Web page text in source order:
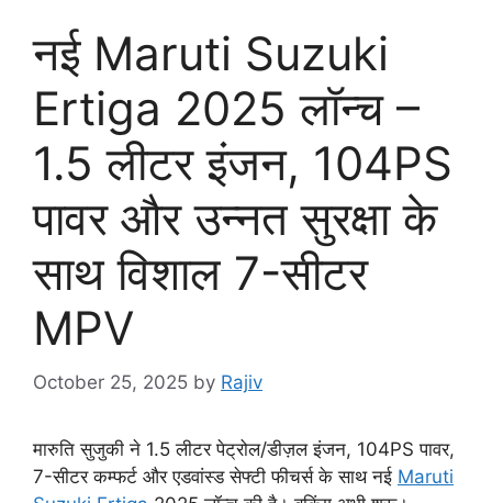
नई Maruti Suzuki
Ertiga 2025 लॉन्च –
1.5 लीटर इंजन, 104PS
पावर और उन्नत सुरक्षा के
साथ विशाल 7-सीटर
MPV
October 25, 2025 by Rajiv
मारुति सुजुकी ने 1.5 लीटर पेट्रोल/डीज़ल इंजन, 104PS पावर,
7-सीटर कम्फर्ट और एडवांस्ड सेफ्टी फीचर्स के साथ नई Maruti